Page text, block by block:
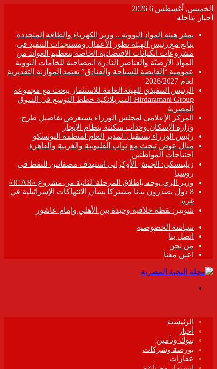
الخميس, أغسطس 6 2026
أخبار عاجلة
بمقر هيئة المواد النووية .. وزير الكهرباء والطاقة المتجددة
يتابع مع رئيس الهيئة تطور الأعمال ومستجدات التنفيذ فى
مشروعات الكيانات الاقتصادية الخاصة بتعظيم العوائد من
المواد الأرضيّة والعناصر النادرة المصاحبة للخامات النووية
عمومية “القابضة للسياحة والفنادق” تعتمد الموازنة التقديرية
لعام 2026/2027
الرئيس التنفيذي للهيئة العامة للاستثمار يبحث مع مجموعة
Hirdaramani Group السريلانكية خطط التوسع في السوق
المصرية
المركز الإعلامي لمجلس الوزراء يستعرض تفاصيل طرح
وزارة الإسكان وحدات سكنية بنظام الإيجار
رئيس الوزراء يستقبل المدير العام لمنظمة اليونسكو
منال عوض تبحث مع نواب القليوبية والغربية والقاهرة
احتياجات المواطنين
زيلينسكي: الجيش الأوكراني استهدف مصفاتين للنفط في
روسيا
وزير الري يوجه بإطلاق المرحلة الثانية من مشروع «JCAR»
8 دول يصدرون بيانا مشتركا بشأن الانتهاكات الإسرائيلية في
غزة
شوبير: نقطة خلافية وحيدة بين الأهلي وإمام عاشور
سياسة الخصوصية
اتصل بنا
من نحن
اعلن معنا
الرئيسية
أخبار
بنوك وتأمين
بورصة وشركات
عقارات